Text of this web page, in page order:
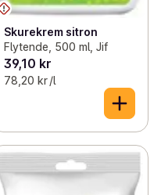
Skurekrem sitron
Flytende, 500 ml, Jif
39,10 kr
78,20 kr /l